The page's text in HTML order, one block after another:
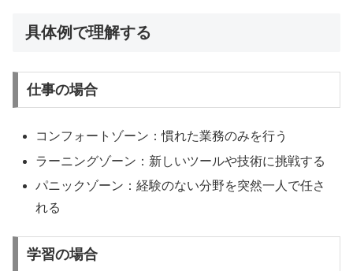
具体例で理解する
仕事の場合
コンフォートゾーン：慣れた業務のみを行う
ラーニングゾーン：新しいツールや技術に挑戦する
パニックゾーン：経験のない分野を突然一人で任さ
れる
学習の場合